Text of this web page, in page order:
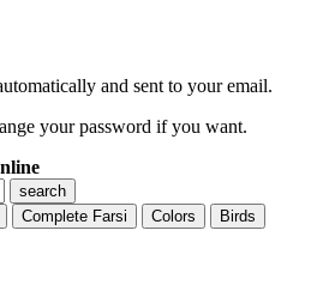
and sent to your email.
your password if you want.
Complete Farsi Colors Birds